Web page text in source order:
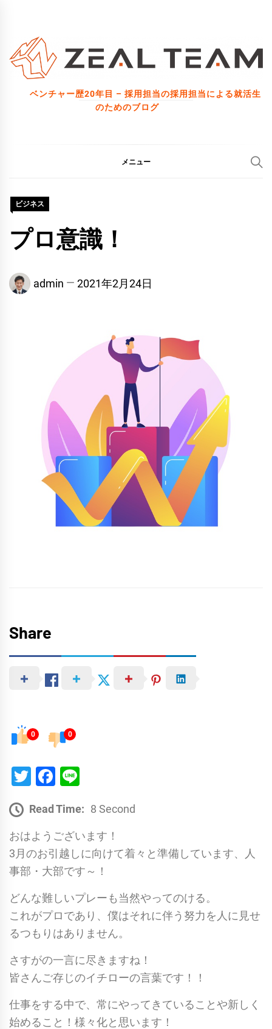
ン
ベンチャー歴20年目 – 採用担当の採用担当による就活生
のためのブログ
メニュー
ビジネス
プロ意識！
admin 2021年2月24日
Share
0 0
TwitterFacebook
Read Time: 8 Second
おはようございます！
3月のお引越しに向けて着々と準備しています、人
事部・大部です～！
どんな難しいプレーも当然やってのける。
これがプロであり、僕はそれに伴う努力を人に見せ
るつもりはありません。
さすがの一言に尽きますね！
皆さんご存じのイチローの言葉です！！
仕事をする中で、常にやってきていることや新しく
始めること！様々化と思います！